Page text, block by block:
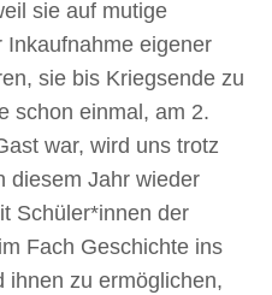
sie auf mutige
Inkaufnahme eigener
sie bis Kriegsende zu
schon einmal, am 2.
war, wird uns trotz
diesem Jahr wieder
Schüler*innen der
Fach Geschichte ins
ihnen zu ermöglichen,